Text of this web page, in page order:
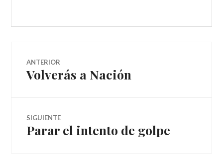
Navegador
de
artículos
ANTERIOR
Entrada
Volverás a Nación
SIGUIENTE
Entrada
Parar el intento de golpe